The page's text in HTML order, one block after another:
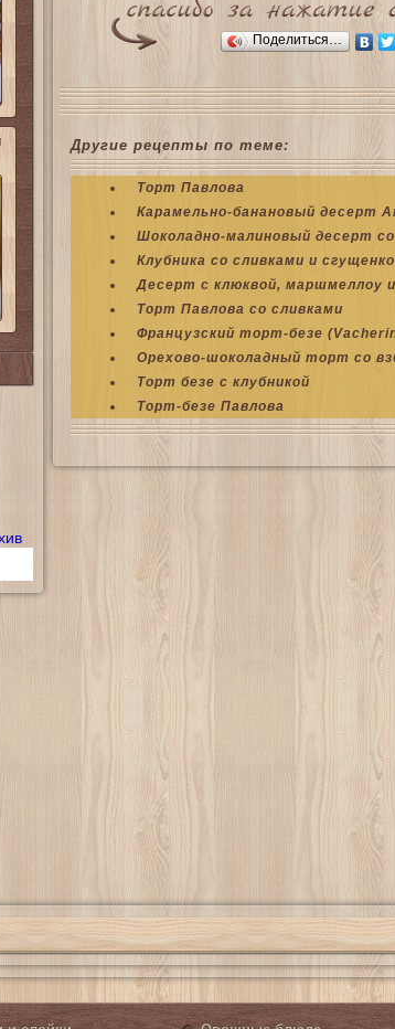
Поделиться…
Другие рецепты по теме:
Торт Павлова
Карамельно-банановый десерт
Шоколадно-малиновый десерт
Клубника со сливками и
Десерт с клюквой, маршмеллоу
Торт Павлова со сливками
Французский торт-безе
Орехово-шоколадный торт со
Торт безе с клубникой
Торт-безе Павлова